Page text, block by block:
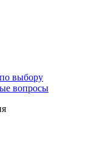
выбору
вопросы